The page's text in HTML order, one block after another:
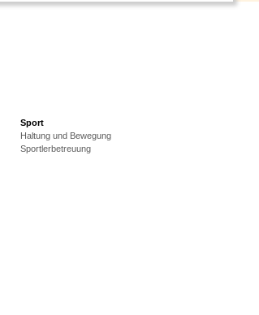
Sport
Haltung und Bewegung
Sportlerbetreuung